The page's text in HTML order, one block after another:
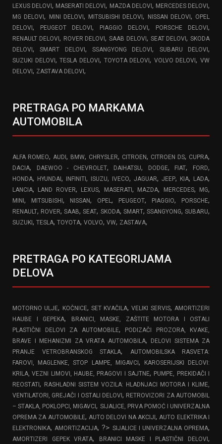
LEXUS DELOVI, MASERATI DELOVI, MAZDA DELOVI, MERCEDES DELOVI,
MG DELOVI, MINI DELOVI, MITSUBISHI DELOVI, NISSAN DELOVI, OPEL
DELOVI, PEUGEOT DELOVI, PIAGGIO DELOVI, PORSCHE DELOVI,
RENAULT DELOVI, ROVER DELOVI, SAAB DELOVI, SEAT DELOVI, SKODA
DELOVI,SMART DELOVI,SSANGYONG DELOVI, SUBARU DELOVI,
SUZUKI DELOVI,TESLA DELOVI, TOYOTA DELOVI, VOLVO DELOVI, VW
DELOVI, ZASTAVA DELOVI,
PRETRAGA PO MARKAMA
AUTOMOBILA
ALFA ROMEO, AUDI, BMW, CHRYSLER, CITROEN, CITROEN DS, CUPRA,
DACIA, DAEWOO - CHEVROLET, DAIHATSU, DODGE, FIAT, FORD,
HONDA, HYUNDAI, INFINITI, ISUZU, IVECO, JAGUAR, JEEP, KIA, LADA,
LANCIA, LAND ROVER, LEXUS, MASERATI, MAZDA, MERCEDES, MG,
MINI, MITSUBISHI, NISSAN, OPEL , PEUGEOT, PIAGGIO, PORSCHE,
RENAULT, ROVER,SAAB,SEAT, SKODA, SMART, SSANGYONG,SUBARU,
SUZUKI, TESLA, TOYOTA, VOLVO, VW, ZASTAVA,
PRETRAGA PO KATEGORIJAMA
DELOVA
MOTORNO ULJE, KOČNICE, SET KVAČILA,VELIKI SERVIS, AMORTIZERI
HAUBE I GEPEKA,
BRANICI, MASKE, ZAŠTITE MOTORA I OSTALI
PLASTIČNI DELOVI ZA AUTOMOBILE,
PODIZAČI PROZORA, KVAKE,
BRAVE I MEHANIZMI ZA VRATA AUTOMOBILA,
DELOVI SISTEMA ZA
PRANJE VETROBRANSKOG STAKLA,
AUTOMOBILSKA RASVETA:
FAROVI, MAGLENKE, STOP LAMPE, MIGAVCI,
KAROSERIJSKI DELOVI:
KRILA, VEZNI LIMOVI, HAUBE, PRAGOVI I SAJTNE, PUMPE, PREKIDAČI I
REOSTATI, RASHLADNI SISTEM VOZILA: HLADNJACI MOTORA I KLIME,
VENTILATORI, GREJAČI I OSTALI DELOVI, RETROVIZORI ZA AUTOMOBIL
– STAKLA, POKLOPCI, MIGAVCI, SIJALICE, PRVA POMOĆ I UNIVERZALNA
OPREMA ZA AUTOMOBILE, AUTO DELOVI NA AKCIJI, AUTO ELEKTRIKA I
ELEKTRONIKA, AMORTIZACIJA, ?> SIJALICE I UNIVERZALNA OPREMA,
AMORTIZERI GEPEK VRATA, BRANICI MASKE I PLASTIČNI DELOVI,